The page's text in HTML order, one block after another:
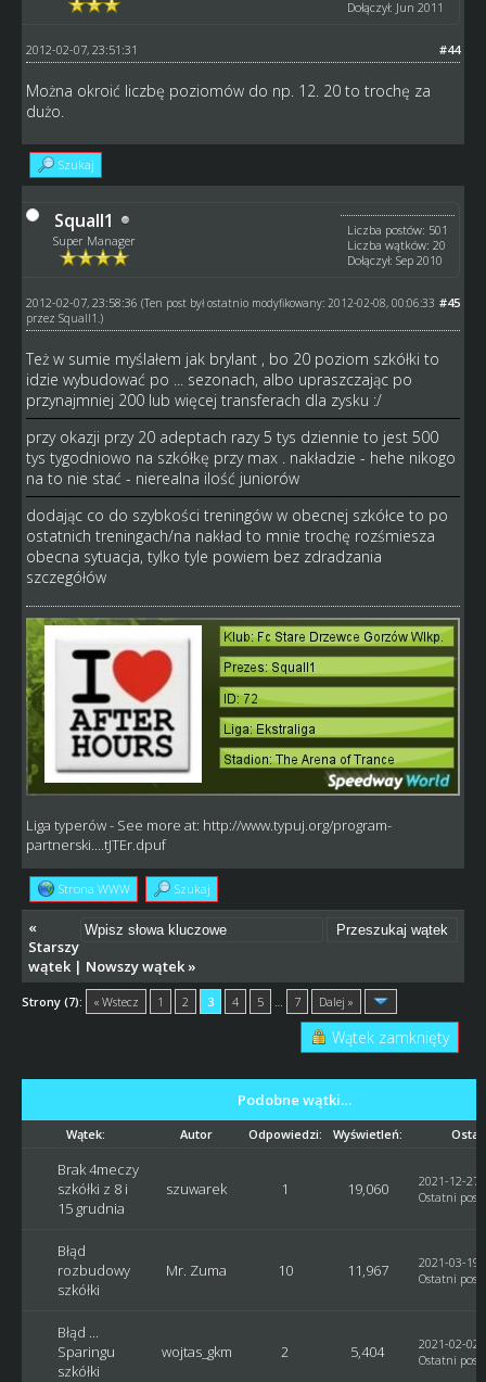
Dołączył: Jun 2011
#44
2012-02-07, 23:51:31
Można okroić liczbę poziomów do np. 12. 20 to trochę za
dużo.
Szukaj
Squall1
Super Manager
Liczba postów: 501
Liczba wątków: 20
Dołączył: Sep 2010
#45
2012-02-07, 23:58:36 (Ten post był ostatnio modyfikowany: 2012-02-08, 00:06:33
przez Squall1 .)
Też w sumie myślałem jak brylant , bo 20 poziom szkółki to
idzie wybudować po ... sezonach, albo upraszczając po
przynajmniej 200 lub więcej transferach dla zysku :/
przy okazji przy 20 adeptach razy 5 tys dziennie to jest 500
tys tygodniowo na szkółkę przy max . nakładzie - hehe nikogo
na to nie stać - nierealna ilość juniorów
dodając co do szybkości treningów w obecnej szkółce to po
ostatnich treningach/na nakład to mnie trochę rozśmiesza
obecna sytuacja, tylko tyle powiem bez zdradzania
szczegółów
Liga typerów- See more at: http://www.typuj.org/program-
partnerski....tJTEr.dpuf
Strona WWW Szukaj
«
Starszy
wątek| Nowszy wątek»
Strony (7): « Wstecz 1 2 3 4 5 7 Dalej »
Wątek zamknięty
Podobne wątki…
Wątek: Autor Odpowiedzi: Wyświetleń:
Brak 4meczy
szkółki z 8 i
15 grudnia
szuwarek 1 19,060
2021-12-27,
Ostatni post
Błąd
rozbudowy
szkółki
Mr. Zuma 10 11,967
2021-03-19,
Ostatni post
Błąd ...
Sparingu
szkółki
wojtas_gkm 2 5,404
2021-02-02,
Ostatni post